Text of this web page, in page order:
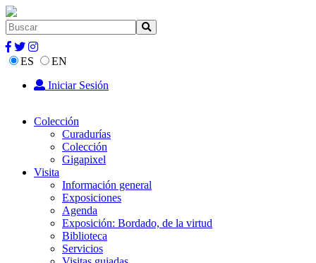
ES
EN
Iniciar Sesión
Colección
Curadurías
Colección
Gigapixel
Visita
Información general
Exposiciones
Agenda
Exposición: Bordado, de la virtud
Biblioteca
Servicios